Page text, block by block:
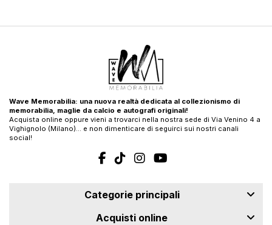
Wave Memorabilia: una nuova realtà dedicata al collezionismo di
memorabilia, maglie da calcio e autografi originali!
Acquista online oppure vieni a trovarci nella nostra sede di Via Venino 4 a
Vighignolo (Milano)… e non dimenticare di seguirci sui nostri canali
social!
Categorie principali
Acquisti online